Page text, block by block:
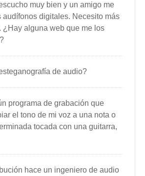
muy bien y un amigo me
audífonos digitales. Necesito más
¿Hay alguna web que me los
de audio?
programa de grabación que
el tono de mi voz a una nota o
tocada con una guitarra,
hace un ingeniero de audio